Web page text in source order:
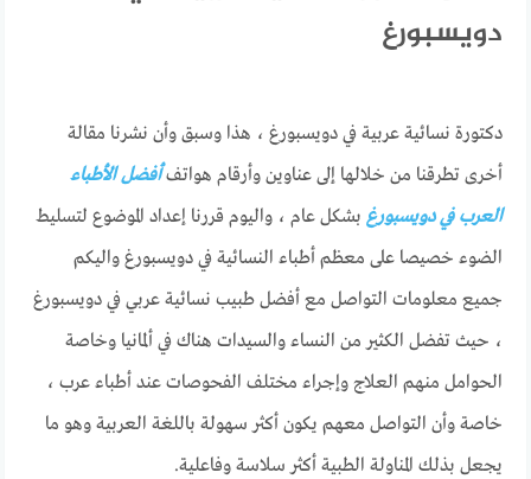
دويسبورغ
دكتورة نسائية عربية في دويسبورغ ، هذا وسبق وأن نشرنا مقالة
أخرى تطرقنا من خلالها إلى عناوين وأرقام هواتفأفضل الأطباء
العرب في دويسبورغ بشكل عام ، واليوم قررنا إعداد الموضوع لتسليط
الضوء خصيصا على معظم أطباء النسائية في دويسبورغ واليكم
جميع معلومات التواصل مع أفضل طبيب نسائية عربي في دويسبورغ
، حيث تفضل الكثير من النساء والسيدات هناك في ألمانيا وخاصة
الحوامل منهم العلاج وإجراء مختلف الفحوصات عند أطباء عرب ،
خاصة وأن التواصل معهم يكون أكثر سهولة باللغة العربية وهو ما
يجعل بذلك المناولة الطبية أكثر سلاسة وفاعلية.